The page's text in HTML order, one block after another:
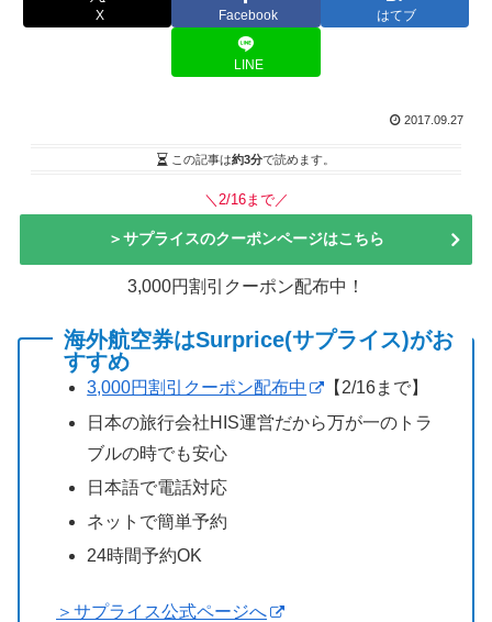
X Facebook はてブ
LINE
2017.09.27
この記事は約3分で読めます。
＼2/16まで／
＞サプライスのクーポンページはこちら
3,000円割引クーポン配布中！
海外航空券はSurprice(サプライス)がお
すすめ
3,000円割引クーポン配布中
【2/16まで】
日本の旅行会社HIS運営だから万が一のトラ
ブルの時でも安心
日本語で電話対応
ネットで簡単予約
24時間予約OK
＞サプライス公式ページへ